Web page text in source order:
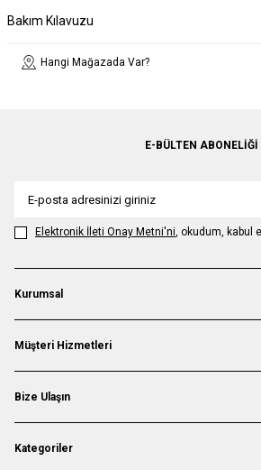
Bakım Kılavuzu
Hangi Mağazada Var?
E-BÜLTEN ABONELIĞI
Elektronik İleti Onay Metni'ni, okudum, kabul
Kurumsal
Müşteri Hizmetleri
Bize Ulaşın
Kategoriler